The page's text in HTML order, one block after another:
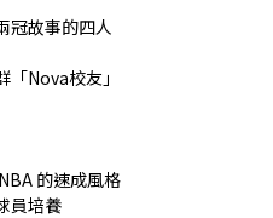
冠故事的四人
Nova校友」
的速成風格
員培養